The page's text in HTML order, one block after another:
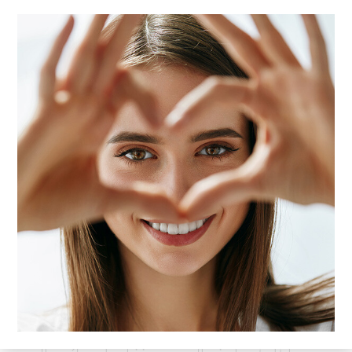
naturalny efekt bez mocnego cienia na
skórze
łatwiejsze codzienne utrzymanie
kształtu
Jak długo utrzymuje się efekt?
Koloryzacja włosków zwykle utrzymuje się
około 4-5 tygodni. Delikatny cień ze skóry
wymywa się szybciej, najczęściej w ciągu
około 48 godzin.
Najczęstsze pytania
Czy Eyebar System daje mocny efekt?
Nie. To delikatna stylizacja brwi, która